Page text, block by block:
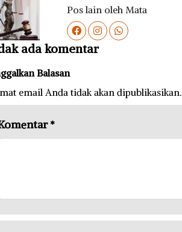
Pos lain oleh Mata
ada komentar
Balasan
email Anda tidak akan dipublikasikan.
*